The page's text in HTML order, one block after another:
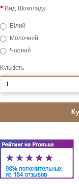
Вид Шоколаду
Білий
Молочний
Чорний
Кількість